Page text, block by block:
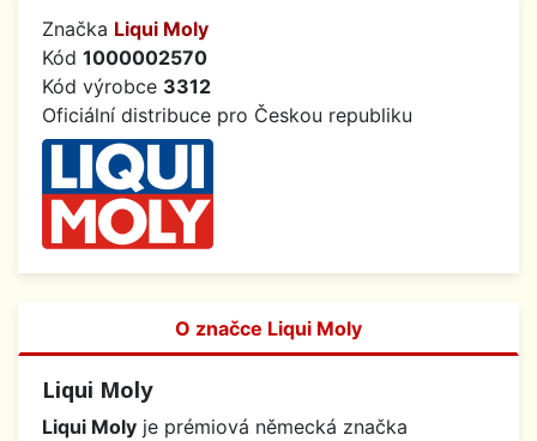
Značka Liqui Moly
Kód 1000002570
Kód výrobce 3312
Oficiální distribuce pro Českou republiku
O značce Liqui Moly
Liqui Moly
Liqui Moly je prémiová německá značka